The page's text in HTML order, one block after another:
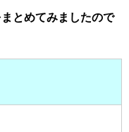
とめてみましたので